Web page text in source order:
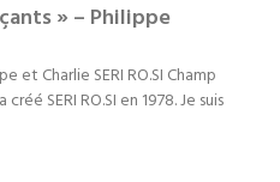
» – Philippe
et Charlie SERI RO.SI Champ
SERI RO.SI en 1978. Je suis